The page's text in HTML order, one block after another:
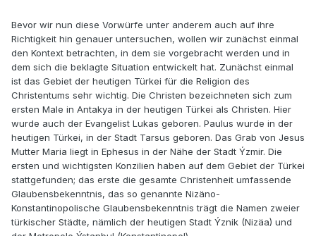
Bevor wir nun diese Vorwürfe unter anderem auch auf ihre
Richtigkeit hin genauer untersuchen, wollen wir zunächst einmal
den Kontext betrachten, in dem sie vorgebracht werden und in
dem sich die beklagte Situation entwickelt hat. Zunächst einmal
ist das Gebiet der heutigen Türkei für die Religion des
Christentums sehr wichtig. Die Christen bezeichneten sich zum
ersten Male in Antakya in der heutigen Türkei als Christen. Hier
wurde auch der Evangelist Lukas geboren. Paulus wurde in der
heutigen Türkei, in der Stadt Tarsus geboren. Das Grab von Jesus
Mutter Maria liegt in Ephesus in der Nähe der Stadt Ýzmir. Die
ersten und wichtigsten Konzilien haben auf dem Gebiet der Türkei
stattgefunden; das erste die gesamte Christenheit umfassende
Glaubensbekenntnis, das so genannte Nizäno-
Konstantinopolische Glaubensbekenntnis trägt die Namen zweier
türkischer Städte, nämlich der heutigen Stadt Ýznik (Nizäa) und